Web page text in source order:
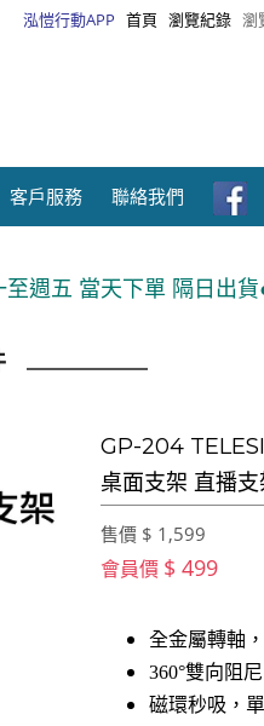
泓愷行動APP 首頁 瀏覽紀錄 瀏
客戶服務 聯絡我們
出貨●運送方式:宅配(
GP-204
桌面支架 直播支
售價 $ 1,599
會員價 $ 499
全金屬轉軸
360°雙向阻
磁環秒吸，